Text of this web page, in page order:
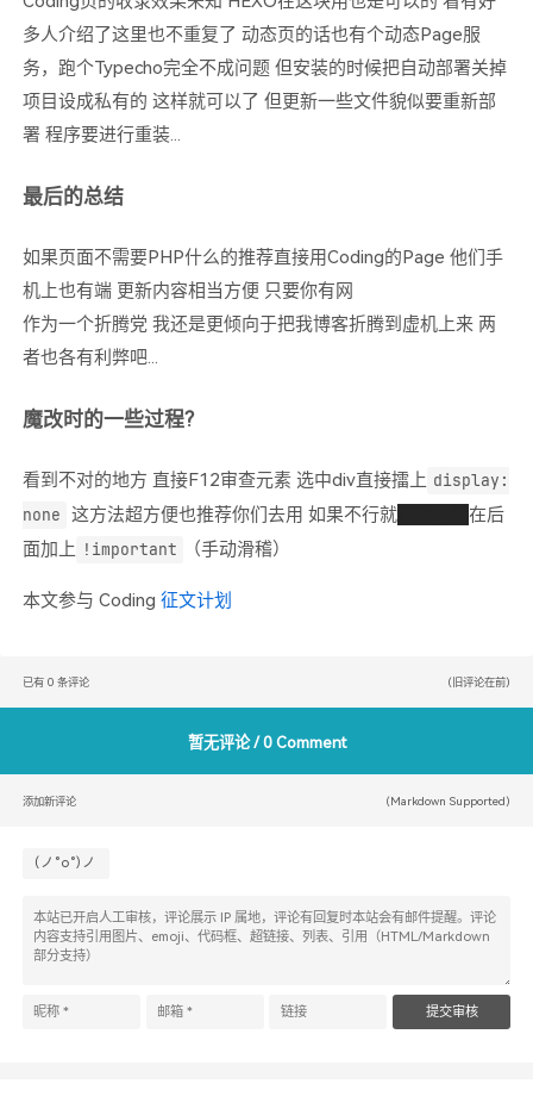
多人介绍了这里也不重复了 动态页的话也有个动态Page服
务，跑个Typecho完全不成问题 但安装的时候把自动部署关掉
项目设成私有的 这样就可以了 但更新一些文件貌似要重新部
署 程序要进行重装...
最后的总结
如果页面不需要PHP什么的推荐直接用Coding的Page 他们手
机上也有端 更新内容相当方便 只要你有网
作为一个折腾党 我还是更倾向于把我博客折腾到虚机上来 两
者也各有利弊吧...
魔改时的一些过程?
看到不对的地方 直接F12审查元素 选中div直接擂上 display:
none 这方法超方便也推荐你们去用 如果不行就再来一发 在后
面加上 !important （手动滑稽）
本文参与 Coding 征文计划
已有 0条评论 (旧评论在前)
暂无评论 / 0 Comment
添加新评论 (Markdown Supported)
(ノ°ο°)ノ
提交审核